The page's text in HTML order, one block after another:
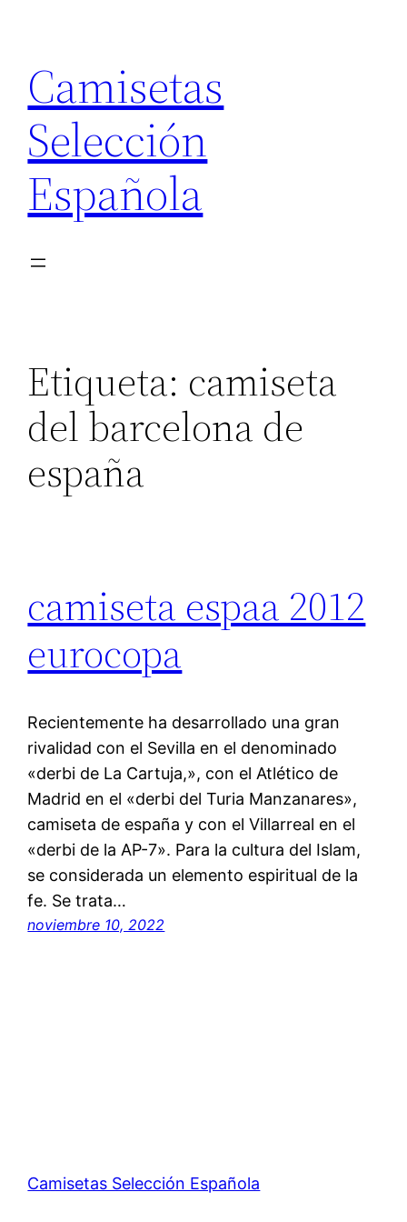
contenido
Camisetas
Selección
Española
Etiqueta: camiseta
del barcelona de
españa
camiseta espaa 2012
eurocopa
Recientemente ha desarrollado una gran
rivalidad con el Sevilla en el denominado
«derbi de La Cartuja,», con el Atlético de
Madrid en el «derbi del Turia Manzanares»,
camiseta de españa y con el Villarreal en el
«derbi de la AP-7». Para la cultura del Islam,
se considerada un elemento espiritual de la
fe. Se trata…
noviembre 10, 2022
Camisetas Selección Española